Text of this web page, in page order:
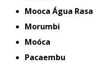
Mooca Água Rasa
Morumbi
Moóca
Pacaembu